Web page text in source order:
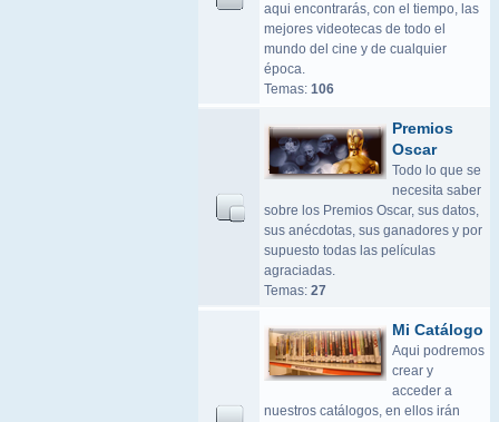
aqui encontrarás, con el tiempo, las
mejores videotecas de todo el
mundo del cine y de cualquier
época.
Temas: 106
Premios
Oscar
Todo lo que se
necesita saber
sobre los Premios Oscar, sus datos,
sus anécdotas, sus ganadores y por
supuesto todas las películas
agraciadas.
Temas: 27
Mi Catálogo
Aqui podremos
crear y
acceder a
nuestros catálogos, en ellos irán